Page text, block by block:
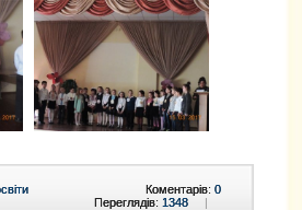
Коментарів: 0
Переглядів: 1348 |